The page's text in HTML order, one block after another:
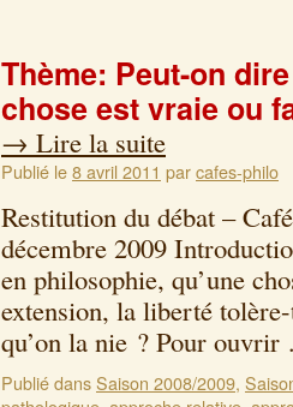
Thème: Peut-on
chose est vraie ou
→ Lire la suite
Publié le8 avril 2011 parcafes-philo
Restitution du débat –
décembre 2009
en philosophie, qu’une
extension, la liberté
qu’on la nie ? Pour
Publié dansSaison 2008/2009,